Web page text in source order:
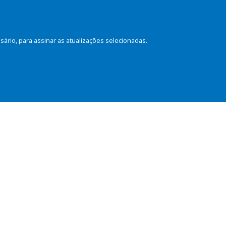
para assinar as atualizações selecionadas.